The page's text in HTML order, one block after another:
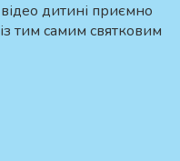
дитині приємно
тим самим святковим